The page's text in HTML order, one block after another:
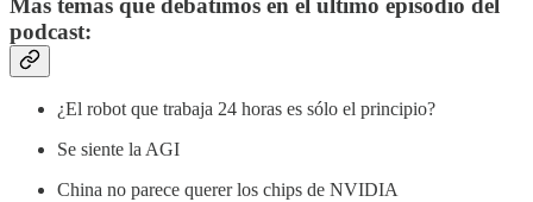
Más temas que debatimos en el último episodio del
podcast:
¿El robot que trabaja 24 horas es sólo el principio?
Se siente la AGI
China no parece querer los chips de NVIDIA